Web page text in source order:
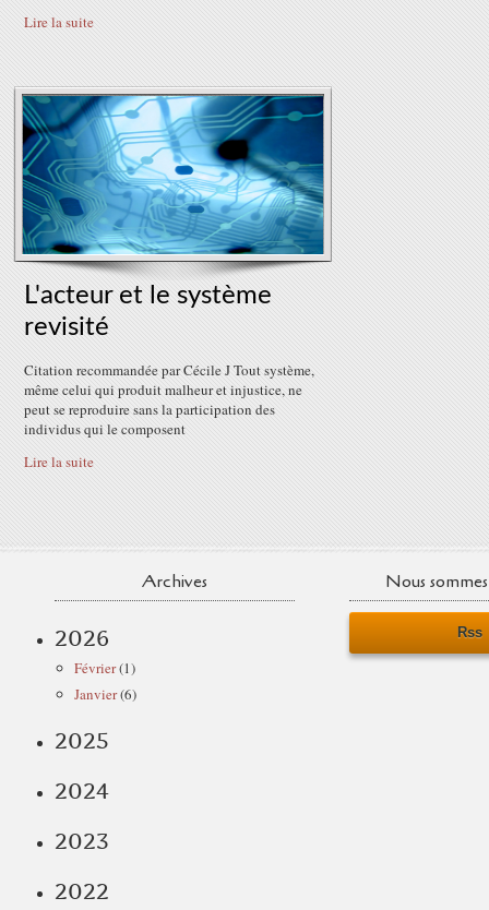
Lire la suite
L'acteur et le système
revisité
Citation recommandée par Cécile J Tout système,
même celui qui produit malheur et injustice, ne
peut se reproduire sans la participation des
individus qui le composent
Lire la suite
Archives
2026
Février(1)
Janvier(6)
2025
2024
2023
2022
Nous
Rss